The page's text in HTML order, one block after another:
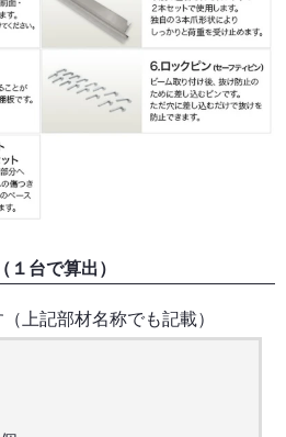
１台で算出）
上記部材名称でも記載）